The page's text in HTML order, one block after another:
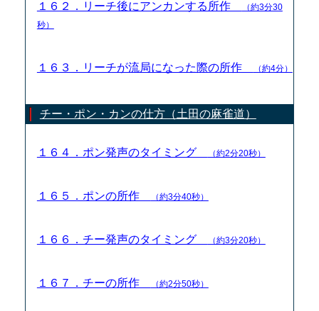
１６２．リーチ後にアンカンする所作
（約3分30
秒）
１６３．リーチが流局になった際の所作 （約4分）
チー・ポン・カンの仕方（土田の麻雀道）
１６４．ポン発声のタイミング （約2分20秒）
１６５．ポンの所作 （約3分40秒）
１６６．チー発声のタイミング （約3分20秒）
１６７．チーの所作 （約2分50秒）